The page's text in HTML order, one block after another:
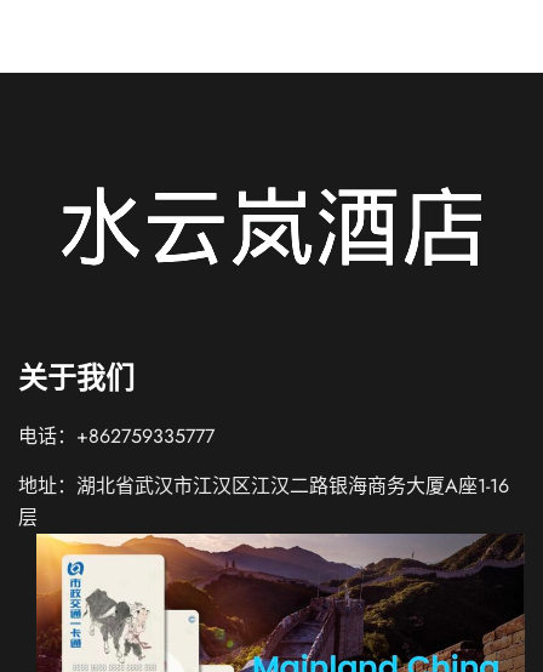
关于我们
电话：+862759335777
地址：湖北省武汉市江汉区江汉二路银海商务大厦A座1-16
层
Spanish